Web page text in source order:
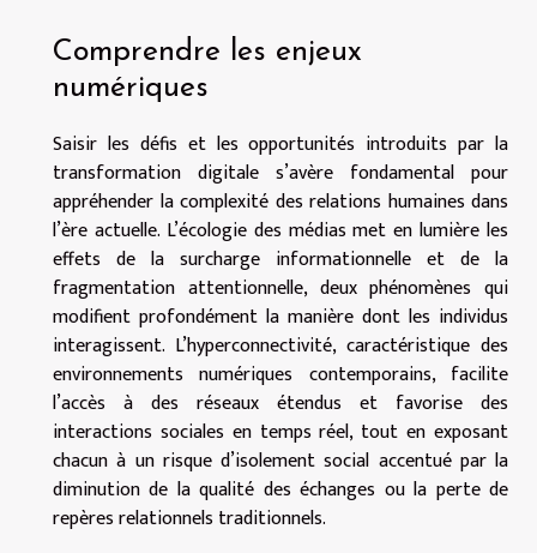
Comprendre les enjeux
numériques
Saisir les défis et les opportunités introduits par la
transformation digitale s’avère fondamental pour
appréhender la complexité des relations humaines dans
l’ère actuelle. L’écologie des médias met en lumière les
effets de la surcharge informationnelle et de la
fragmentation attentionnelle, deux phénomènes qui
modifient profondément la manière dont les individus
interagissent. L’hyperconnectivité, caractéristique des
environnements numériques contemporains, facilite
l’accès à des réseaux étendus et favorise des
interactions sociales en temps réel, tout en exposant
chacun à un risque d’isolement social accentué par la
diminution de la qualité des échanges ou la perte de
repères relationnels traditionnels.